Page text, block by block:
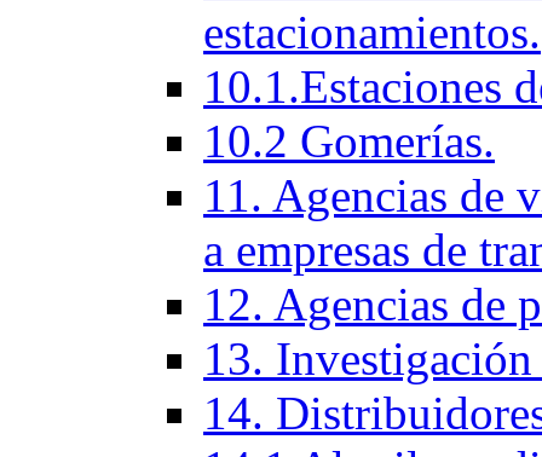
estacionamientos.
10.1.Estaciones
10.2 Gomerías.
11. Agencias de
a empresas de
12. Agencias de
13.
14.